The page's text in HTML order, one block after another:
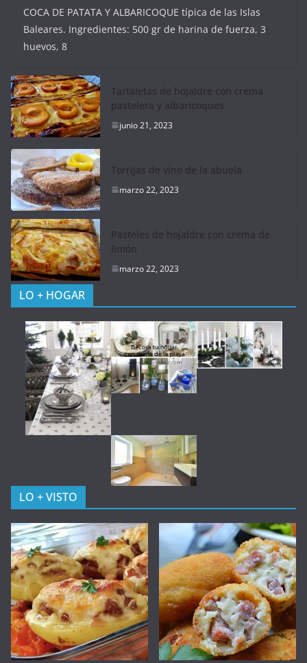
COCA DE PATATA Y ALBARICOQUE típica de las Islas
Baleares. Ingredientes: 500 gr de harina de fuerza, 3
huevos, 8
Tartaletas de hojaldre con crema
pastelera y albaricoques
junio 21, 2023
Torrijas de vino de la abuela
marzo 22, 2023
Pasteles de hojaldre con crema de
limón
marzo 22, 2023
LO + HOGAR
LO + VISTO